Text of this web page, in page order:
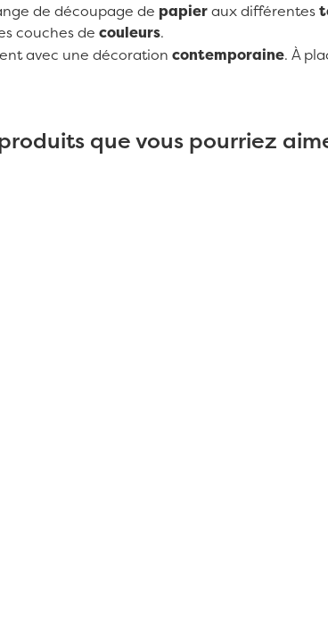
de découpage de papier aux différentes
couches de couleurs.
avec une décoration contemporaine. À
que vous pourriez